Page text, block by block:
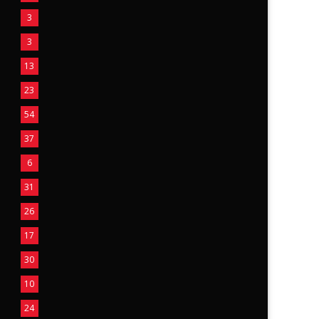
3
3
13
23
54
37
6
31
26
17
30
10
24